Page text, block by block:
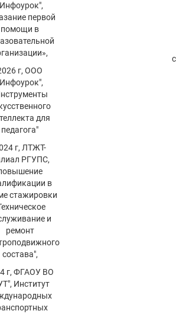
первой
помощи в
г, ООО
для
педагога"
г, ЛТЖТ-
РГУПС,
в
стажировки
и
ремонт
состава",
г, ФГАОУ ВО
Институт